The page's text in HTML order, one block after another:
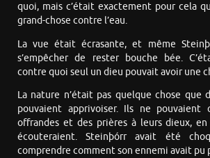
quoi, mais c’était exactement pour cela
grand-chose contre l’eau.
La vue était écrasante, et même
s’empêcher de rester bouche bée.
contre quoi seul un dieu pouvait avoir une
La nature n’était pas quelque chose que
pouvaient apprivoiser. Ils ne pouvaient
offrandes et des prières à leurs dieux, en
écouteraient. Steinþórr avait été
comprendre comment son ennemi avait pu